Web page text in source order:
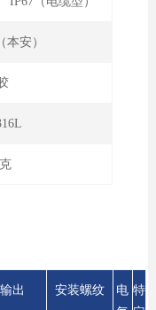
本安）
输出 安装螺纹
电 特